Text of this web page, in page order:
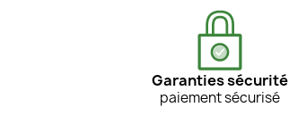
Garanties sécurité
paiement sécurisé